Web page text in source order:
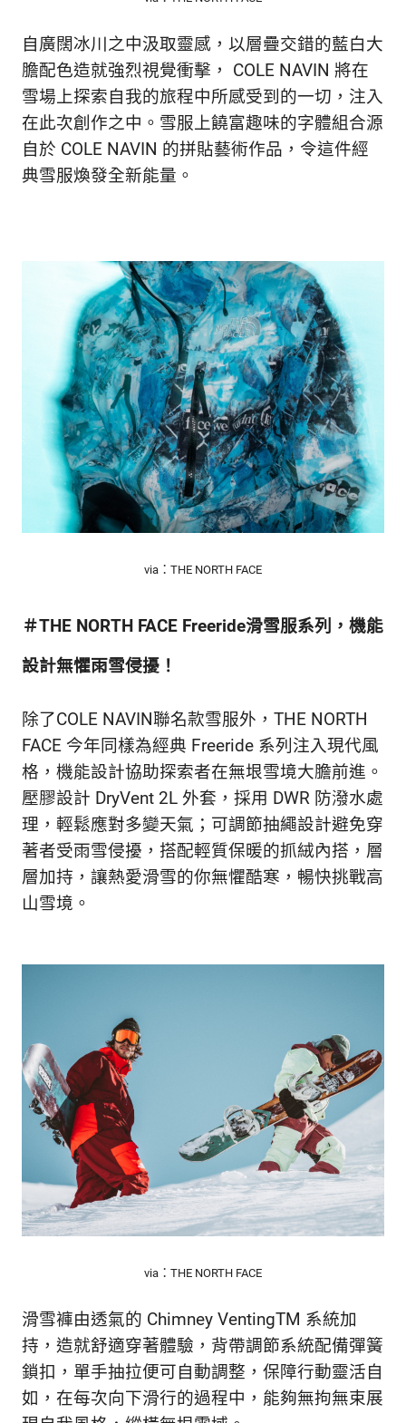
自廣闊冰川之中汲取靈感，以層疊交錯的藍白大
膽配色造就強烈視覺衝擊， COLE NAVIN 將在
雪場上探索自我的旅程中所感受到的一切，注入
在此次創作之中。雪服上饒富趣味的字體組合源
自於 COLE NAVIN 的拼貼藝術作品，令這件經
典雪服煥發全新能量。
via：THE NORTH FACE
＃THE NORTH FACE Freeride滑雪服系列，機能
設計無懼雨雪侵擾！
除了COLE NAVIN聯名款雪服外，THE NORTH
FACE 今年同樣為經典 Freeride 系列注入現代風
格，機能設計協助探索者在無垠雪境大膽前進。
壓膠設計 DryVent 2L 外套，採用 DWR 防潑水處
理，輕鬆應對多變天氣；可調節抽繩設計避免穿
著者受雨雪侵擾，搭配輕質保暖的抓絨內搭，層
層加持，讓熱愛滑雪的你無懼酷寒，暢快挑戰高
山雪境。
via：THE NORTH FACE
滑雪褲由透氣的 Chimney VentingTM 系統加
持，造就舒適穿著體驗，背帶調節系統配備彈簧
鎖扣，單手抽拉便可自動調整，保障行動靈活自
如，在每次向下滑行的過程中，能夠無拘無束展